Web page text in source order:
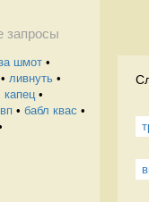
запросы
шмот •
• ливнуть •
капец •
• бабл квас •